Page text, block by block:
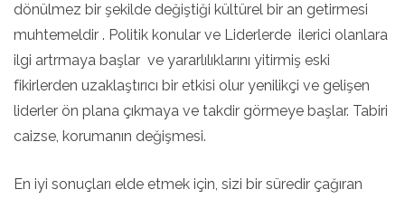
dönülmez bir şekilde değiştiği kültürel bir an getirmesi
muhtemeldir . Politik konular ve Liderlerde ilerici olanlara
ilgi artrmaya başlar ve yararlılıklarını yitirmiş eski
fikirlerden uzaklaştırıcı bir etkisi olur yenilikçi ve gelişen
liderler ön plana çıkmaya ve takdir görmeye başlar. Tabiri
caizse, korumanın değişmesi.
En iyi sonuçları elde etmek için, sizi bir süredir çağıran